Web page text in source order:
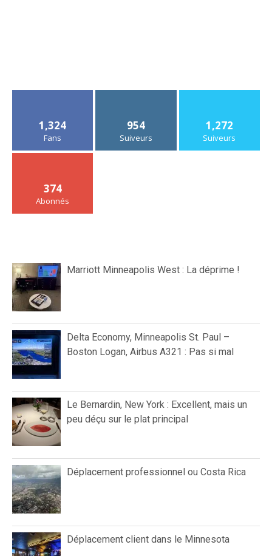
1,324
Fans
954
Suiveurs
1,272
Suiveurs
374
Abonnés
Marriott Minneapolis West : La déprime !
Delta Economy, Minneapolis St. Paul –
Boston Logan, Airbus A321 : Pas si mal
Le Bernardin, New York : Excellent, mais un
peu déçu sur le plat principal
Déplacement professionnel ou Costa Rica
Déplacement client dans le Minnesota